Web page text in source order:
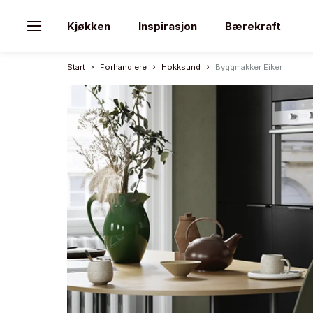
Kjøkken Inspirasjon Bærekraft
Start Forhandlere Hokksund Byggmakker Eiker